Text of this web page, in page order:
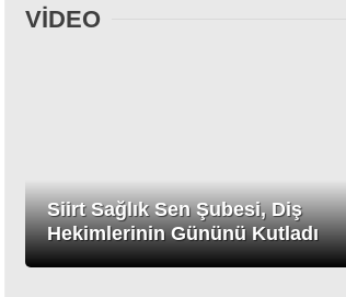
VİDEO
Siirt Sağlık Sen Şubesi, Diş
Hekimlerinin Gününü Kutladı